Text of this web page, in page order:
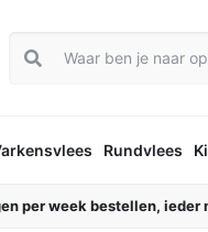
Rundvlees
per week bestellen, ieder